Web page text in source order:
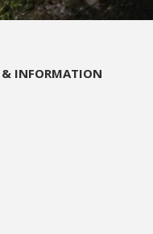
& INFORMATION